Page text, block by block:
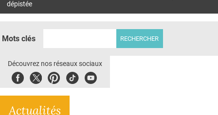
ACTUS
E-REVUE SAD
THÉMA
dépistée
Mots clés
Découvrez nos réseaux sociaux
FacebookTwitterPinterest
TiktokYoubute
Actualités